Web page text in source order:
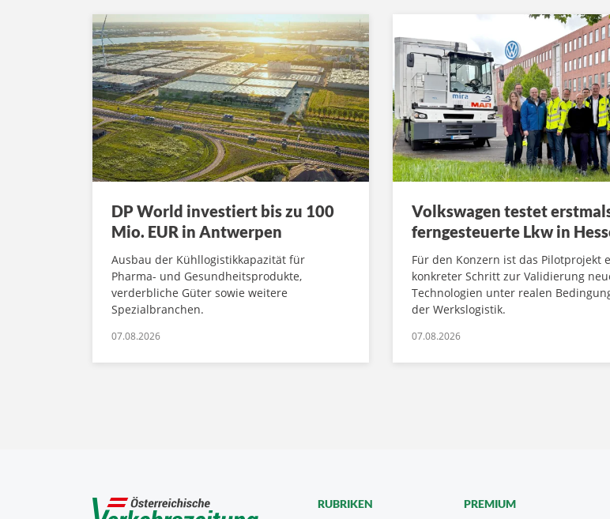
DP World investiert bis zu 100
Mio. EUR in Antwerpen
Ausbau der Kühllogistikkapazität für
Pharma- und Gesundheitsprodukte,
verderbliche Güter sowie weitere
Spezialbranchen.
07.08.2026
Volkswagen testet
ferngesteuerte Lkw in
Für den Konzern ist das Pilotprojekt
konkreter Schritt zur Validierung
Technologien unter realen
der Werkslogistik.
07.08.2026
RUBRIKEN PREMIUM